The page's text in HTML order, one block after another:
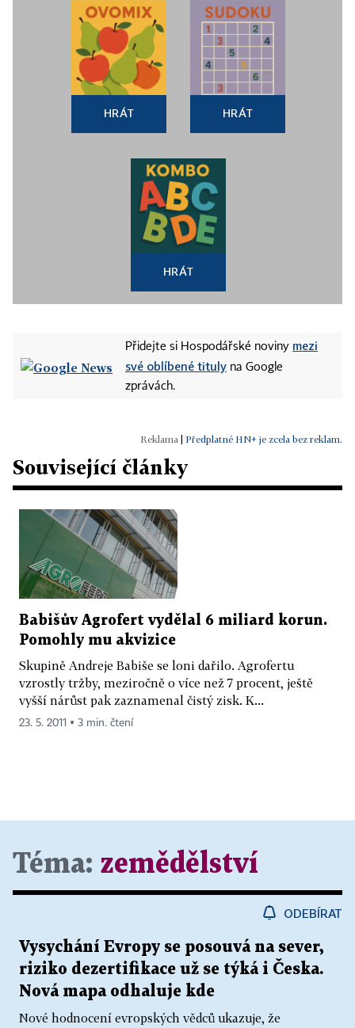
HRÁT HRÁT
HRÁT
Přidejte si Hospodářské noviny mezi
své oblíbené tituly na Google
zprávách.
Předplatné HN+ je zcela bez reklam.
Související články
Babišův Agrofert vydělal 6 miliard korun.
Pomohly mu akvizice
Skupině Andreje Babiše se loni dařilo. Agrofertu
vzrostly tržby, meziročně o více než 7 procent, ještě
vyšší nárůst pak zaznamenal čistý zisk. K...
23. 5. 2011 ▪ 3 min. čtení
Téma: zemědělství
ODEBÍRAT
Vysychání Evropy se posouvá na sever,
riziko dezertifikace už se týká i Česka.
Nová mapa odhaluje kde
Nové hodnocení evropských vědců ukazuje, že